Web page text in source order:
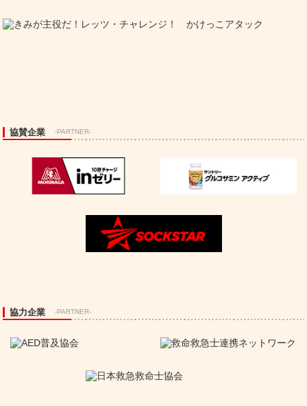
協賛企業 -PARTNER-
協力企業 -PARTNER-